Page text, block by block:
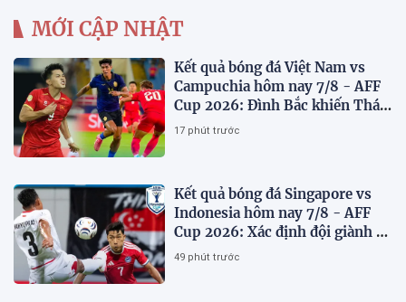
MỚI CẬP NHẬT
Kết quả bóng đá Việt Nam vs
Campuchia hôm nay 7/8 - AFF
Cup 2026: Đình Bắc khiến Thái
Lan run sợ
17 phút trước
Kết quả bóng đá Singapore vs
Indonesia hôm nay 7/8 - AFF
Cup 2026: Xác định đội giành vé
Bán kết
49 phút trước